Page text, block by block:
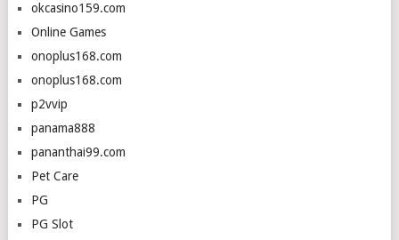
okcasino159.com
Online Games
onoplus168.com
onoplus168.com
p2vvip
panama888
pananthai99.com
Pet Care
PG
PG Slot